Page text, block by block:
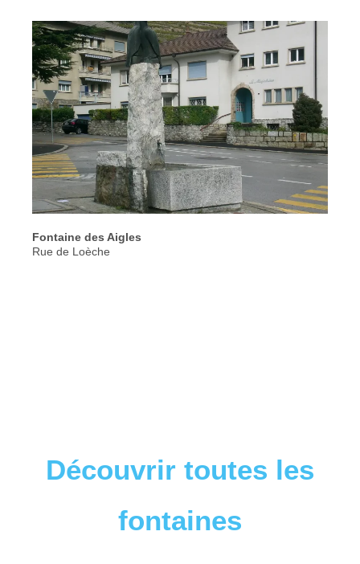
Fontaine des Aigles
Rue de Loèche
Découvrir toutes les
fontaines